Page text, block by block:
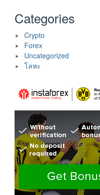
Categories
Crypto
Forex
Uncategorized
โลหะ